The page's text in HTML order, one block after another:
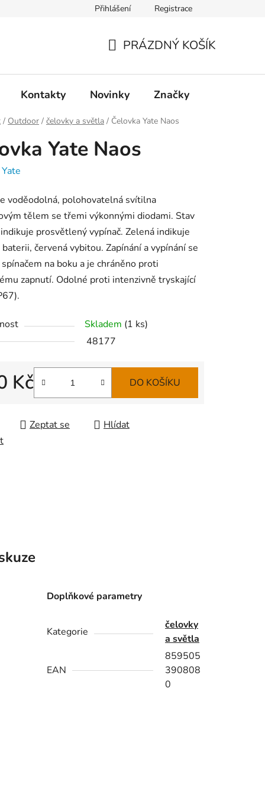
Přihlášení Registrace
KOŠÍK
PRÁZDNÝ KOŠÍK
Kontakty Novinky Značky
/ Outdoor / čelovky a světla / Čelovka Yate Naos
Yate Naos
Yate
voděodolná, polohovatelná svítilna
tělem se třemi výkonnými diodami. Stav
prosvětlený vypínač. Zelená indikuje
červená vybitou. Zapínání a vypínání se
na boku a je chráněno proti
zapnutí. Odolné proti intenzivně tryskající
Skladem (1 ks)
48177
Kč DO KOŠÍKU
Zeptat se
Hlídat
Doplňkové parametry
Kategorie
čelovky
a světla
EAN
859505
390808
0